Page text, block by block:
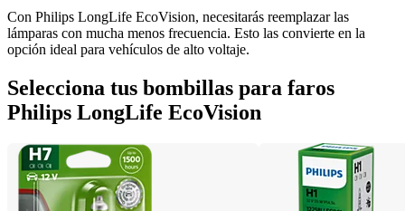
Con Philips LongLife EcoVision, necesitarás reemplazar las
lámparas con mucha menos frecuencia. Esto las convierte en la
opción ideal para vehículos de alto voltaje.
Selecciona tus bombillas para faros
Philips LongLife EcoVision